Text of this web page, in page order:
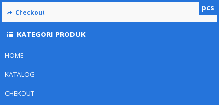
HOME
KATALOG
CHEKOUT
pcs
Checkout
KATEGORI PRODUK